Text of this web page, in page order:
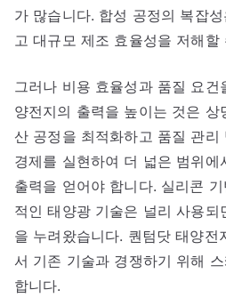
가 많습니다. 합성 공정의 복잡
고 대규모 제조 효율성을 저해할
그러나 비용 효율성과 품질 요건
양전지의 출력을 높이는 것은 상
산 공정을 최적화하고 품질 관리
경제를 실현하여 더 넓은 범위
출력을 얻어야 합니다. 실리콘
적인 태양광 기술은 널리 사용되
을 누려왔습니다. 퀀텀닷 태양전
서 기존 기술과 경쟁하기 위해
합니다.